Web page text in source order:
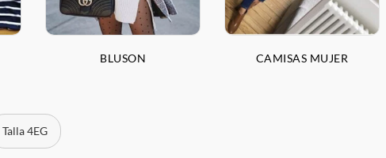
BLUSON CAMISAS MUJER
Talla 4EG